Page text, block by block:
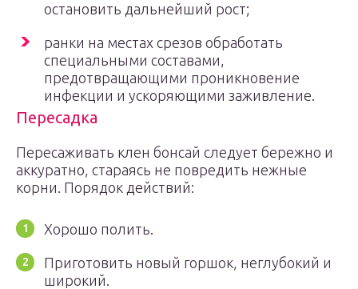
остановить дальнейший рост;
ранки на местах срезов обработать
специальными составами,
предотвращающими проникновение
инфекции и ускоряющими заживление.
Пересадка
Пересаживать клен бонсай следует бережно и
аккуратно, стараясь не повредить нежные
корни. Порядок действий:
Хорошо полить.
Приготовить новый горшок, неглубокий и
широкий.